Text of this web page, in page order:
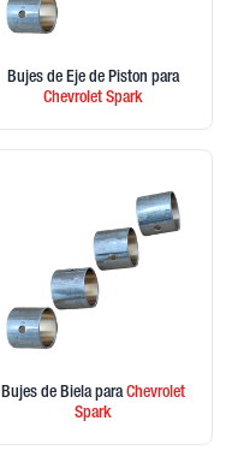
Bujes de Eje de Piston para
Chevrolet Spark
Bujes de Biela paraChevrolet
Spark